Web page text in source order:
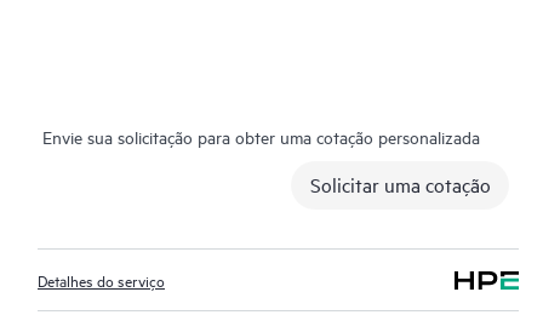
Envie sua solicitação para obter uma cotação personalizada
Solicitar uma cotação
Detalhes do serviço